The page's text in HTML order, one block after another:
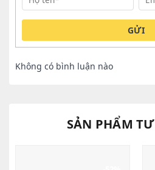
GỬI
Không có bình luận nào
SẢN PHẨM